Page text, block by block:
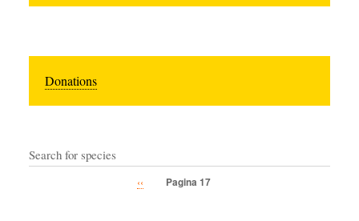
Donations
Search for species
Vorige
‹‹ Pagina 17